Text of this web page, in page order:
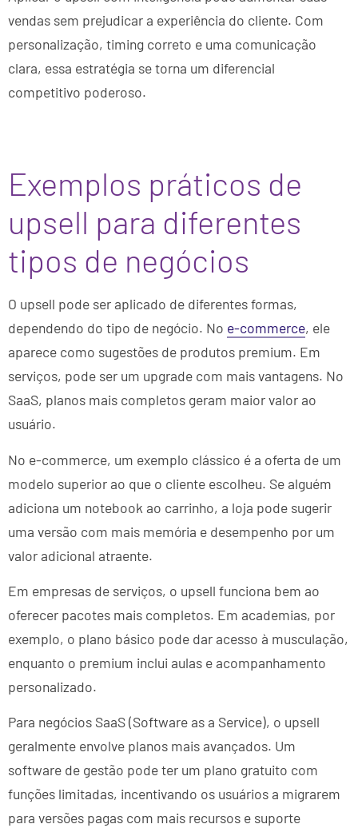
vendas sem prejudicar a experiência do cliente. Com
personalização, timing correto e uma comunicação
clara, essa estratégia se torna um diferencial
competitivo poderoso.
Exemplos práticos de
upsell para diferentes
tipos de negócios
O upsell pode ser aplicado de diferentes formas,
dependendo do tipo de negócio. No e-commerce, ele
aparece como sugestões de produtos premium. Em
serviços, pode ser um upgrade com mais vantagens. No
SaaS, planos mais completos geram maior valor ao
usuário.
No e-commerce, um exemplo clássico é a oferta de um
modelo superior ao que o cliente escolheu. Se alguém
adiciona um notebook ao carrinho, a loja pode sugerir
uma versão com mais memória e desempenho por um
valor adicional atraente.
Em empresas de serviços, o upsell funciona bem ao
oferecer pacotes mais completos. Em academias, por
exemplo, o plano básico pode dar acesso à musculação,
enquanto o premium inclui aulas e acompanhamento
personalizado.
Para negócios SaaS (Software as a Service), o upsell
geralmente envolve planos mais avançados. Um
software de gestão pode ter um plano gratuito com
funções limitadas, incentivando os usuários a migrarem
para versões pagas com mais recursos e suporte